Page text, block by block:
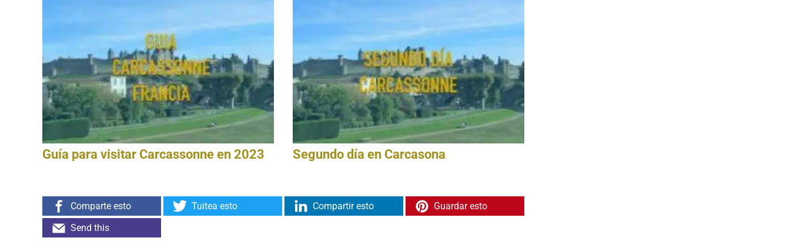
Guía para visitar Carcassonne en 2023 Segundo día en Carcasona
Comparte esto Tuitea esto Compartir esto
Guardar esto
Send this